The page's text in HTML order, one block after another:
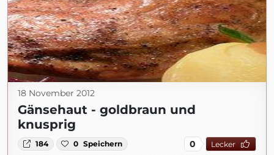
18 November 2012
Gänsehaut - goldbraun und
knusprig
184 0 Speichern 0 Lecker